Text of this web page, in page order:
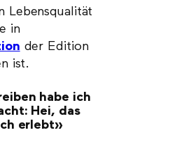
Lebensqualität
in
der Edition
ist.
habe ich
Hei, das
erlebt»